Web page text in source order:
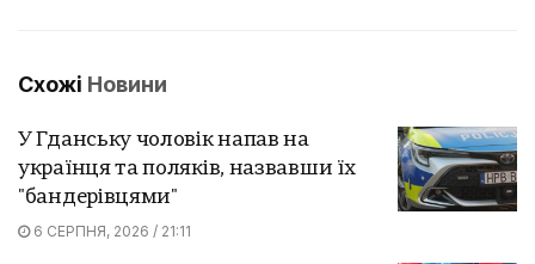
Схожі Новини
У Гданську чоловік напав на
українця та поляків, назвавши їх
"бандерівцями"
6 СЕРПНЯ, 2026 / 21:11